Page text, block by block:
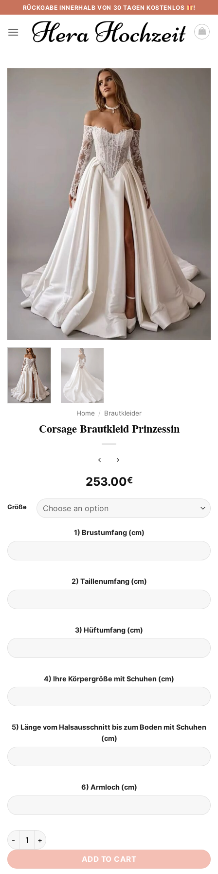
to
content
RÜCKGABE INNERHALB VON 30 TAGEN KOSTENLOS !
Home / Brautkleider
Corsage Brautkleid Prinzessin
253.00€
Größe
1) Brustumfang (cm)
2) Taillenumfang (cm)
3) Hüftumfang (cm)
4) Ihre Körpergröße mit Schuhen (cm)
5) Länge vom Halsausschnitt bis zum Boden mit Schuhen
(cm)
6) Armloch (cm)
Corsage Brautkleid Prinzessin quantity
ADD TO CART